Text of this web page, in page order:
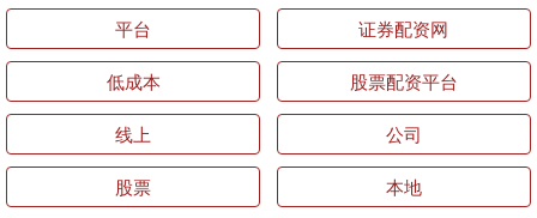
平台 证券配资网
低成本 股票配资平台
线上 公司
股票 本地